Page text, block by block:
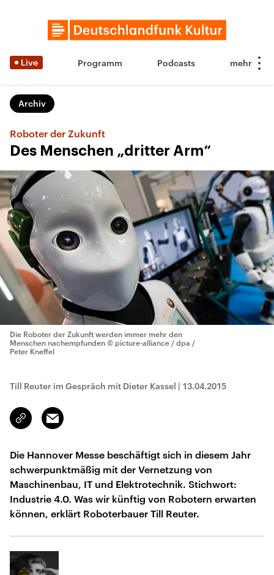
Live Programm Podcasts
Archiv
Roboter der Zukunft
Des Menschen „dritter Arm“
Die Roboter der Zukunft werden immer mehr den
Menschen nachempfunden © picture-alliance / dpa /
Peter Kneffel
Till Reuter im Gespräch mit Dieter Kassel | 13.04.2015
Link
kopieren/teilen
Email
Die Hannover Messe beschäftigt sich in diesem Jahr
schwerpunktmäßig mit der Vernetzung von
Maschinenbau, IT und Elektrotechnik. Stichwort:
Industrie 4.0. Was wir künftig von Robotern erwarten
können, erklärt Roboterbauer Till Reuter.